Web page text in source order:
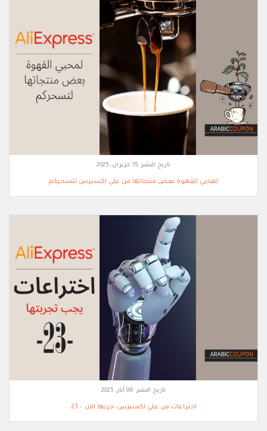
تاريخ النشر: 15 حزيران, 2025
لمحبي القهوة بعض منتجاتها من علي اكسبرس لتسحركم
تاريخ النشر: 06 أيار, 2025
اختراعات من علي اكسبرس، جربها الان – 23